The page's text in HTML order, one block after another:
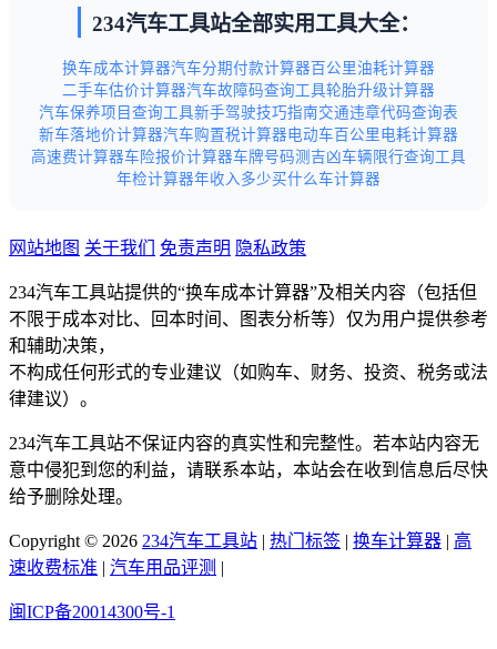
234汽车工具站全部实用工具大全：
换车成本计算器汽车分期付款计算器 百公里油耗计算器
二手车估价计算器汽车故障码查询工具轮胎升级计算器
汽车保养项目查询工具新手驾驶技巧指南交通违章代码查询表
新车落地价计算器汽车购置税计算器电动车百公里电耗计算器
高速费计算器车险报价计算器车牌号码测吉凶车辆限行查询工具
年检计算器年收入多少买什么车计算器
网站地图 关于我们 免责声明 隐私政策
234汽车工具站提供的“换车成本计算器”及相关内容（包括但
不限于成本对比、回本时间、图表分析等）仅为用户提供参考
和辅助决策，
不构成任何形式的专业建议（如购车、财务、投资、税务或法
律建议）。
234汽车工具站不保证内容的真实性和完整性。若本站内容无
意中侵犯到您的利益，请联系本站，本站会在收到信息后尽快
给予删除处理。
Copyright © 2026 234汽车工具站 | 热门标签 | 换车计算器 | 高
速收费标准 | 汽车用品评测 |
闽ICP备20014300号-1